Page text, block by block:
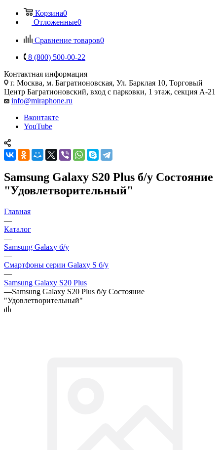
Корзина0
Отложенные0
Сравнение товаров0
8 (800) 500-00-22
Контактная информация
г. Москва, м. Багратионовская, Ул. Барклая 10, Торговый
Центр Багратионовский, вход с парковки, 1 этаж, секция А-21
info@miraphone.ru
Вконтакте
YouTube
Samsung Galaxy S20 Plus б/у Состояние
"Удовлетворительный"
Главная
—
Каталог
—
Samsung Galaxy б/у
—
Смартфоны серии Galaxy S б/у
—
Samsung Galaxy S20 Plus
—Samsung Galaxy S20 Plus б/у Состояние
"Удовлетворительный"